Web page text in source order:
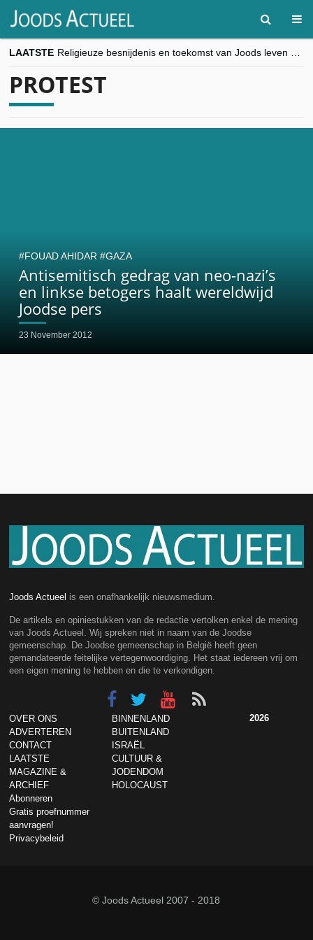
LAATSTE
“Besnijdenisdebat toont hoe moeilijk seculiere Westen minderheden begrijpt”, Jinnih Beels (Vooruit)
PROTEST
Antisemitisch gedrag van neo-nazi’s
en linkse betogers haalt wereldwijd
Joodse pers
23 November 2012
FOUAD AHIDAR GAZA
Joods Actueel is een onafhankelijk nieuwsmedium.
De artikels en opiniestukken van de redactie vertolken enkel de mening
van Joods Actueel. Wij spreken niet in naam van de Joodse
gemeenschap. De Joodse gemeenschap in België heeft geen
gemandateerde feitelijke vertegenwoordiging. Het staat iedereen vrij om
een eigen mening te hebben en die te verkondigen.
OVER ONS
ADVERTEREN
CONTACT
LAATSTE
MAGAZINE &
ARCHIEF
Abonneren
Gratis proefnummer
aanvragen!
Privacybeleid
BINNENLAND
BUITENLAND
ISRAËL
CULTUUR &
JODENDOM
HOLOCAUST
2026
© Joods Actueel 2007 - 2018